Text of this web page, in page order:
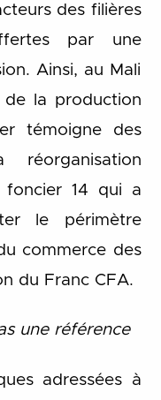
des filières
par une
Ainsi, au Mali
de la production
témoigne des
foncier 14 qui a
le périmètre
commerce des
du Franc CFA.
une référence
adressées à